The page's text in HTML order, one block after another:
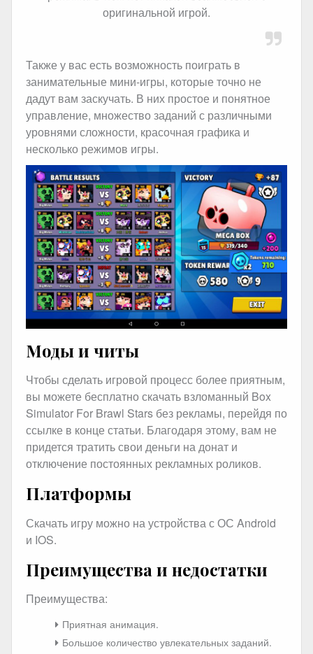
оригинальной игрой.
Также у вас есть возможность поиграть в
занимательные мини-игры, которые точно не
дадут вам заскучать. В них простое и понятное
управление, множество заданий с различными
уровнями сложности, красочная графика и
несколько режимов игры.
Моды и читы
Чтобы сделать игровой процесс более приятным,
вы можете бесплатно скачать взломанный Box
Simulator For Brawl Stars без рекламы, перейдя по
ссылке в конце статьи. Благодаря этому, вам не
придется тратить свои деньги на донат и
отключение постоянных рекламных роликов.
Платформы
Скачать игру можно на устройства с ОС Android
и IOS.
Преимущества и недостатки
Преимущества:
Приятная анимация.
Большое количество увлекательных заданий.